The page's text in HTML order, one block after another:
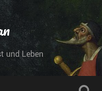
und Leben